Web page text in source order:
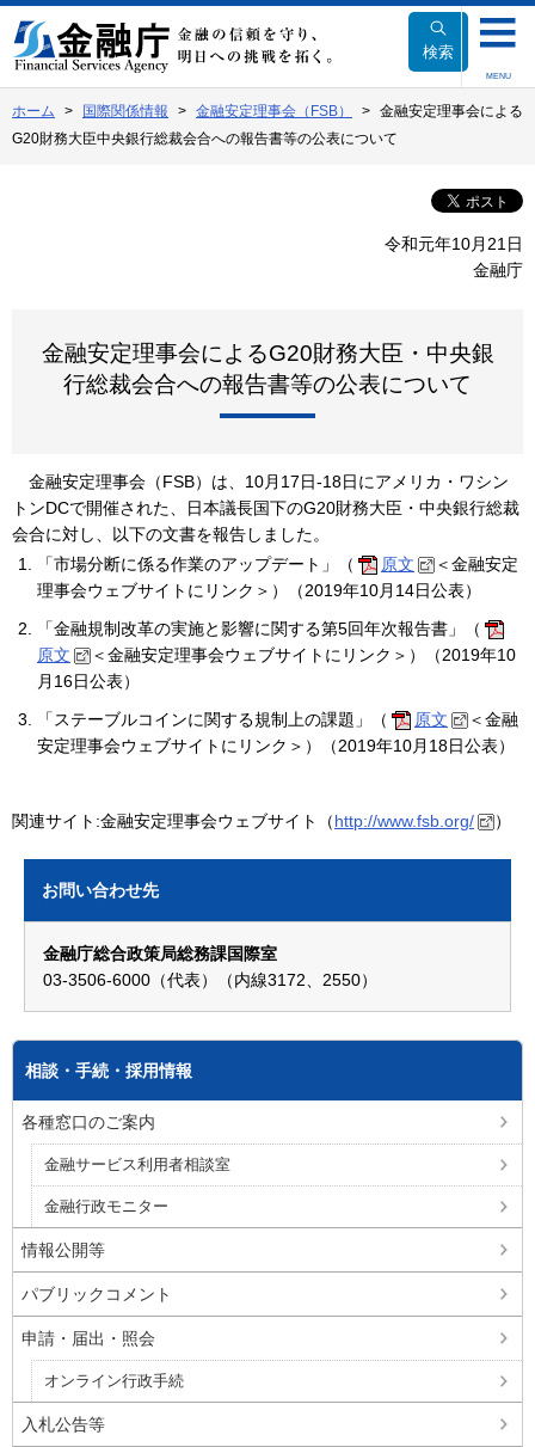
文
へ
動
検索
MENU
ホーム 国際関係情報 金融安定理事会（FSB）
金融安定理事会による
G20財務大臣中央銀行総裁会合への報告書等の公表について
令和元年10月21日
金融庁
金融安定理事会によるG20財務大臣・中央銀
行総裁会合への報告書等の公表について
金融安定理事会（FSB）は、10月17日-18日にアメリカ・ワシン
トンDCで開催された、日本議長国下のG20財務大臣・中央銀行総裁
会合に対し、以下の文書を報告しました。
「市場分断に係る作業のアップデート」（
原文
＜金融安定
理事会ウェブサイトにリンク＞）（2019年10月14日公表）
「金融規制改革の実施と影響に関する第5回年次報告書」（
原文
＜金融安定理事会ウェブサイトにリンク＞）（2019年10
月16日公表）
「ステーブルコインに関する規制上の課題」（
原文
＜金融
安定理事会ウェブサイトにリンク＞）（2019年10月18日公表）
関連サイト:金融安定理事会ウェブサイト（http://www.fsb.org/ ）
お問い合わせ先
金融庁総合政策局総務課国際室
03-3506-6000（代表）（内線3172、2550）
相談・手続・採用情報
各種窓口のご案内
金融サービス利用者相談室
金融行政モニター
情報公開等
パブリックコメント
申請・届出・照会
オンライン行政手続
入札公告等